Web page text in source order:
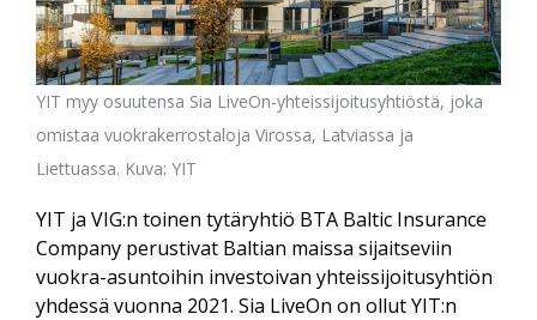
YIT myy osuutensa Sia LiveOn-yhteissijoitusyhtiöstä, joka
omistaa vuokrakerrostaloja Virossa, Latviassa ja
Liettuassa. Kuva: YIT
YIT ja VIG:n toinen tytäryhtiö BTA Baltic Insurance
Company perustivat Baltian maissa sijaitseviin
vuokra-asuntoihin investoivan yhteissijoitusyhtiön
yhdessä vuonna 2021. Sia LiveOn on ollut YIT:n